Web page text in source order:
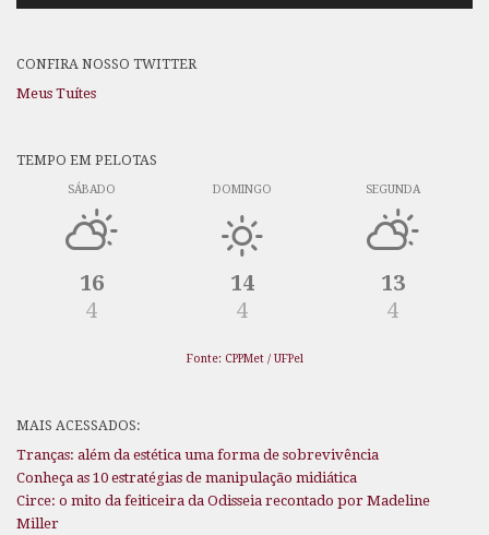
CONFIRA NOSSO TWITTER
Meus Tuítes
TEMPO EM PELOTAS
SÁBADO
16
4
DOMINGO
14
4
SEGUNDA
13
4
Fonte: CPPMet / UFPel
MAIS ACESSADOS:
Tranças: além da estética uma forma de sobrevivência
Conheça as 10 estratégias de manipulação midiática
Circe: o mito da feiticeira da Odisseia recontado por Madeline
Miller